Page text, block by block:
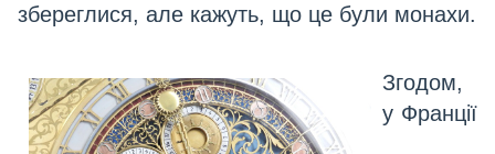
збереглися, але кажуть, що це були монахи.
Згодом,
у Франції